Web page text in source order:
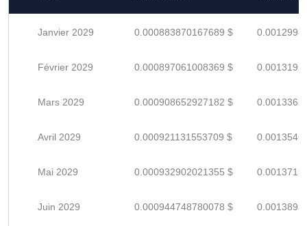
Janvier 2029 0.000883870167689 $
Février 2029 0.000897061008369 $
Mars 2029 0.000908652927182 $
Avril 2029 0.000921131553709 $
Mai 2029 0.000932902021355 $
Juin 2029 0.000944748780078 $